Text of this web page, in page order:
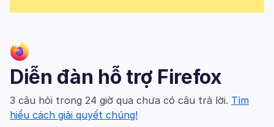
Diễn đàn hỗ trợ Firefox
3 câu hỏi trong 24 giờ qua chưa có câu trả lời. Tìm
hiểu cách giải quyết chúng!